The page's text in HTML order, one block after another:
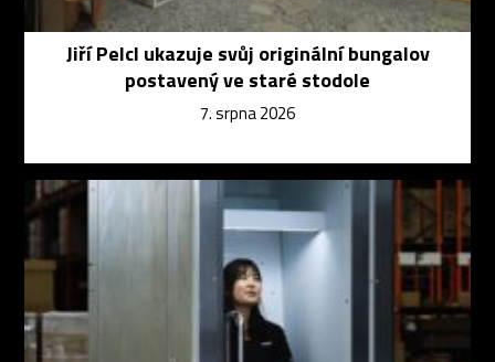
Jiří Pelcl ukazuje svůj originální bungalov
postavený ve staré stodole
7. srpna 2026